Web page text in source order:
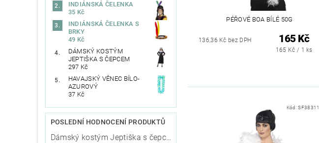
INDIÁNSKÁ ČELENKA
35 Kč
INDIÁNSKÁ ČELENKA S
BRKY
49 Kč
DÁMSKÝ KOSTÝM
JEPTIŠKA S ČEPCEM
297 Kč
HAVAJSKÝ VĚNEC BÍLO-
AZUROVÝ
37 Kč
POSLEDNÍ HODNOCENÍ PRODUKTŮ
Dámský kostým Jeptiška s čepcem
PÉŘOVÉ BOA BÍLÉ 50G
136,36 Kč bez DPH 165 Kč
165 Kč / 1 ks
Kód:SF38311